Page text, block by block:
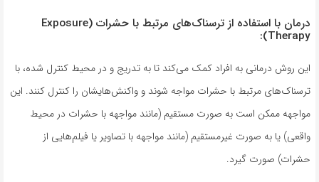
درمان با استفاده از ترسناک‌های مرتبط با حشرات (Exposure
Therapy):
این روش درمانی به افراد کمک می‌کند تا به تدریج و در محیط کنترل شده، با
ترسناک‌های مرتبط با حشرات مواجه شوند و واکنش‌هایشان را کنترل کنند. این
مواجهه ممکن است به صورت مستقیم (مانند مواجهه با حشرات در محیط
واقعی) یا به صورت غیرمستقیم (مانند مواجهه با تصاویر یا فیلم‌هایی از
حشرات) صورت گیرد.